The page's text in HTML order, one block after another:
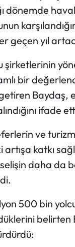
dönemde
geçen yıl
şirketlerinin
bir
getiren Baydaş,
ifade
ve
artışa katkı
daha da
500 bin
belirten